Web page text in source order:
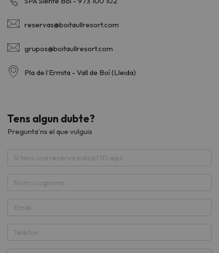
reservas@boitaullresort.com
grupos@boitaullresort.com
Pla de l’Ermita - Vall de Boí (Lleida)
Tens algun dubte?
Pregunta'ns el que vulguis